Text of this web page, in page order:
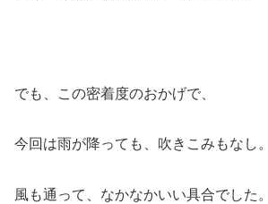
でも、この密着度のおかげで、
今回は雨が降っても、吹きこみもなし。
風も通って、なかなかいい具合でした